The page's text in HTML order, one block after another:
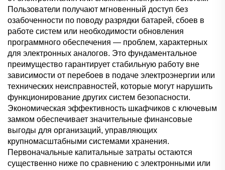
Пользователи получают мгновенный доступ без
озабоченности по поводу разрядки батарей, сбоев в
работе систем или необходимости обновления
программного обеспечения — проблем, характерных
для электронных аналогов. Это фундаментальное
преимущество гарантирует стабильную работу вне
зависимости от перебоев в подаче электроэнергии или
технических неисправностей, которые могут нарушить
функционирование других систем безопасности.
Экономическая эффективность шкафчиков с ключевым
замком обеспечивает значительные финансовые
выгоды для организаций, управляющих
крупномасштабными системами хранения.
Первоначальные капитальные затраты остаются
существенно ниже по сравнению с электронными или